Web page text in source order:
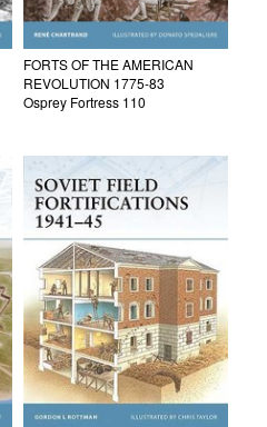
FORTS OF THE AMERICAN
REVOLUTION 1775-83
Osprey Fortress 110